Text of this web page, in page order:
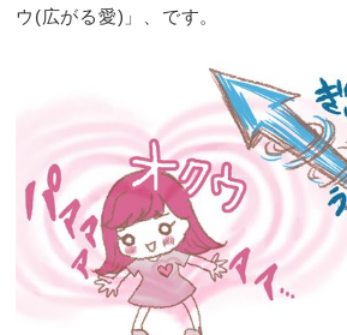
ウ(広がる愛)」、です。